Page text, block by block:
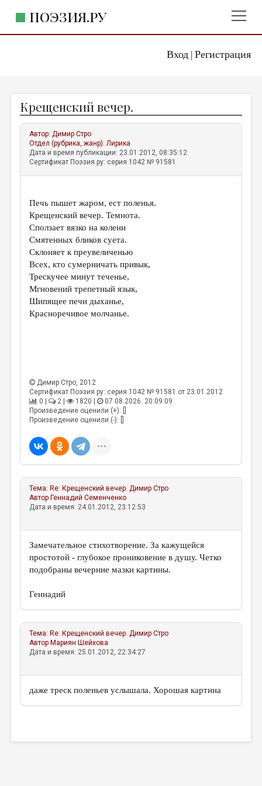
Вход| Регистрация
ПОЭЗИЯ.РУ
ЖАНРЫ
АВТОРЫ
КОММЕНТАРИИ
ЛИТСАЛОН
ПРАВИЛА САЙТА
ОТДЕЛЫ И РУБРИКИ
ИЗБРАННОЕ
ДАЙДЖЕСТ
ПРОИЗВЕДЕНИЯ
ПЕРЕВОДЫ
КНИЖНАЯ ПОЛКА
ОБЗОР ЛИТЕРАТУРЫ
СТРАНИЦЫ ПАМЯТИ
ОБЪЯВЛЕНИЯ
РЕДКОЛЛЕГИЯ
ОТ РЕДАКЦИИ
МАЛАЯ ПРОЗА
ЭССЕИСТИКА
ЛИТЕРАТУРОВЕДЕНИЕ
КУЛЬТУРОВЕДЕНИЕ
ПУБЛИЦИСТИКА
РЕЦЕНЗИРОВАНИЕ
ЦИКЛЫ ПУБЛИКАЦИЙ
МЕДИА
Крещенский вечер.
Автор:Димир Стро
Отдел (рубрика, жанр):Лирика
Дата и время публикации: 23.01.2012, 08:35:12
Сертификат Поэзия.ру: серия 1042 № 91581
Печь пышет жаром, ест поленья.
Крещенский вечер. Темнота.
Сползает вязко на колени
Смятенных бликов суета.
Склоняет к преувеличенью
Всех, кто сумерничать привык,
Трескучее минут теченье,
Мгновений трепетный язык,
Шипящее печи дыханье,
Красноречивое молчанье.
Димир Стро, 2012
Сертификат Поэзия.ру: серия 1042 № 91581 от 23.01.2012
0 |
2 | 1820 |
07.08.2026. 20:09:09
Произведение оценили (+): []
Произведение оценили (-): []
Тема: Re: Крещенский вечер.Димир Стро
Автор Геннадий Семенченко
Дата и время: 24.01.2012, 23:12:53
Замечательное стихотворение. За кажущейся
простотой - глубокое прониковение в душу. Четко
подобраны вечерние мазки картины.
Геннадий
Тема: Re: Крещенский вечер.Димир Стро
Автор Мариян Шейхова
Дата и время: 25.01.2012, 22:34:27
даже треск поленьев услышала. Хорошая картина